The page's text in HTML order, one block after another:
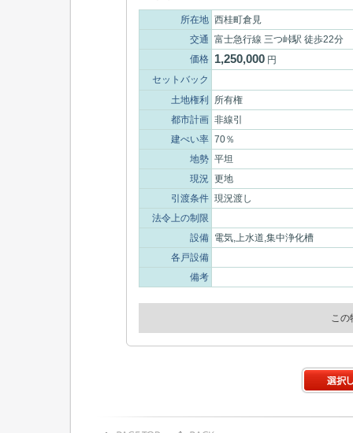
所在地 西桂町倉見
交通 富士急行線 三つ峠駅 徒歩22分
価格 1,250,000 円
セットバック
土地権利
所有権
都市計画 非線引
建ぺい率 70％
地勢 平坦
現況
更地
引渡条件 現況渡し
法令上の制限
設備 電気,上水道,集中浄化槽
各戸設備
備考
こ